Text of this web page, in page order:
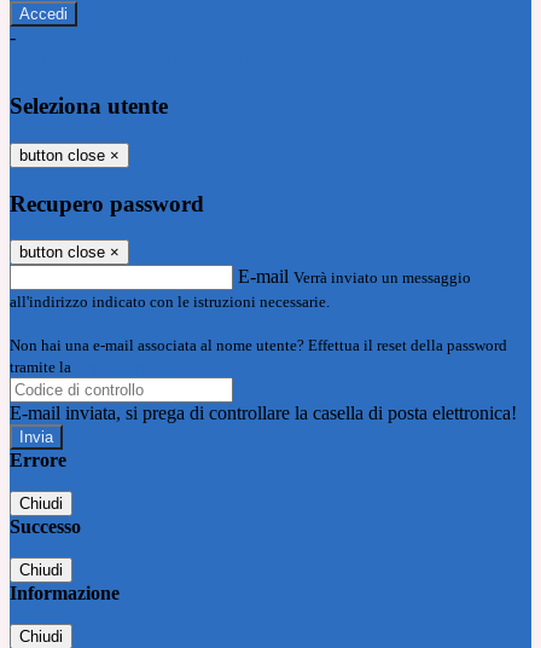
-
Seleziona utente
button close ×
Recupero password
button close ×
E-mail Verrà inviato un messaggio
all'indirizzo indicato con le istruzioni necessarie.
Non hai una e-mail associata al nome utente? Effettua il reset della password
tramite la
E-mail inviata, si prega di controllare la casella di posta elettronica!
Errore
Chiudi
Successo
Chiudi
Informazione
Chiudi